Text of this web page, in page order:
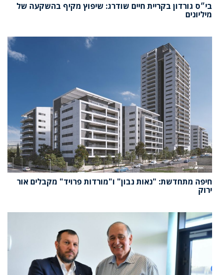
בי״ס גורדון בקריית חיים שודרג: שיפוץ מקיף בהשקעה של
מיליונים
חיפה מתחדשת: "נאות נבון" ו"מורדות פרויד" מקבלים אור
ירוק